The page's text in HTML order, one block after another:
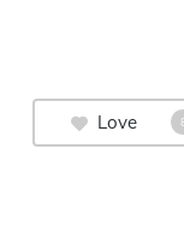
Love